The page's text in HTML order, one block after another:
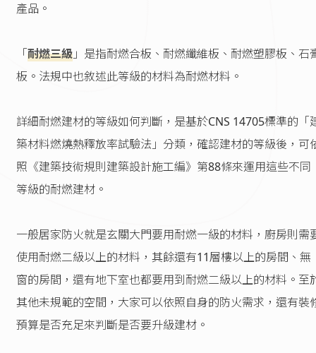
產品。
「耐燃三級 」是指耐燃合板、耐燃纖維板、耐燃塑膠板、石
板。法規中也敘述此等級的材料為耐燃材料。
詳細耐燃建材的等級如何判斷，是基於CNS 14705標準的「
築材料燃燒熱釋放率試驗法」分類，確認建材的等級後，可
照《建築技術規則建築設計施工編》第88條來運用這些不同
等級的耐燃建材。
一般居家防火就是玄關大門要用耐燃一級的材料，廚房則需
使用耐燃二級以上的材料，其餘還有11層樓以上的房間、無
窗的房間，還有地下室也都要用到耐燃二級以上的材料。至
其他未規範的空間，大家可以依照自身的防火需求，還有裝
預算是否充足來判斷是否要升級建材。